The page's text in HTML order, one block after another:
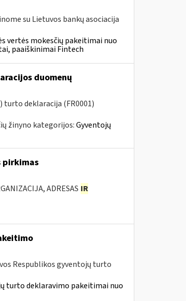
su Lietuvos bankų asociacija
vertės mokesčių pakeitimai nuo
paaiškinimai Fintech
duomenų
turto deklaracija (FR0001)
žinyno kategorijos:Gyventojų
pirkimas
ADRESAS IR
Respublikos gyventojų turto
turto deklaravimo pakeitimai nuo